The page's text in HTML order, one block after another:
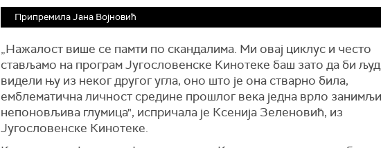
Припремила Јана Војновић
„Нажалост више се памти по скандалима. Ми овај циклус и често
стављамо на програм Југословенске Кинотеке баш зато да би
видели њу из неког другог угла, оно што је она стварно била,
емблематична личност средине прошлог века једна врло
непоновљива глумица", испричала је Ксенија Зеленовић, из
Југословенске Кинотеке.